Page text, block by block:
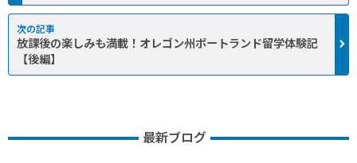
放課後の楽しみも満載！オレゴン州ポートランド留学体験記
【後編】
最新ブログ